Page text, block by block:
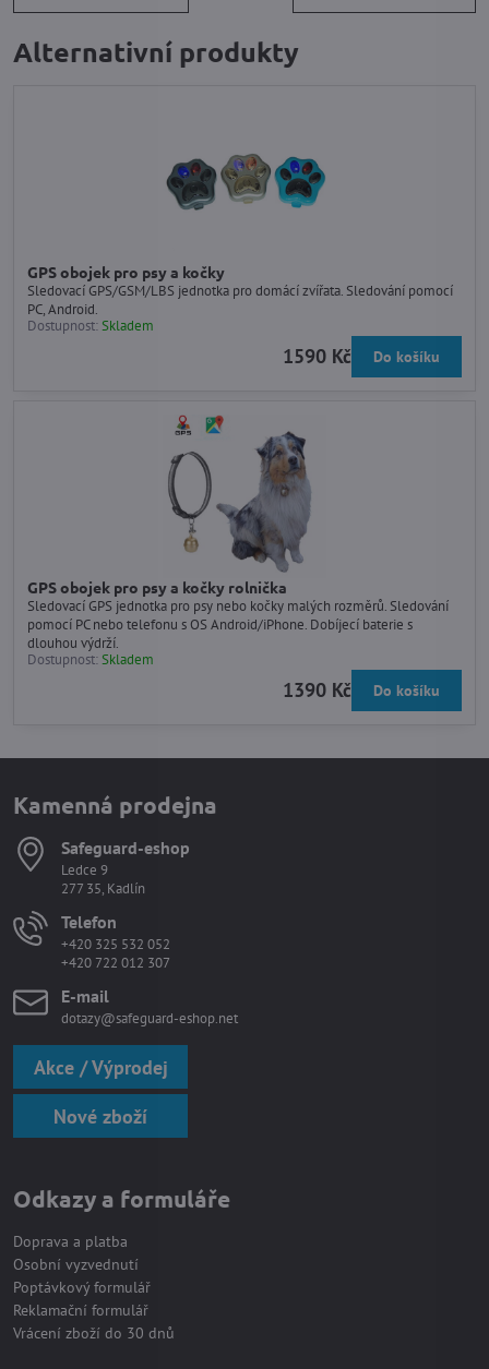
Alternativní produkty
GPS obojek pro psy a kočky
Sledovací GPS/GSM/LBS jednotka pro domácí zvířata. Sledování pomocí
PC, Android.
Dostupnost:Skladem
1590 Kč Do košíku
GPS obojek pro psy a kočky rolnička
Sledovací GPS jednotka pro psy nebo kočky malých rozměrů. Sledování
pomocí PC nebo telefonu s OS Android/iPhone. Dobíjecí baterie s
dlouhou výdrží.
Dostupnost:Skladem
1390 Kč Do košíku
Kamenná prodejna
Safeguard-eshop
Ledce 9
277 35, Kadlín
Telefon
+420 325 532 052
+420 722 012 307
E-mail
dotazy@safeguard-eshop.net
Akce / Výprodej
Nové zboží
Odkazy a formuláře
Doprava a platba
Osobní vyzvednutí
Poptávkový formulář
Reklamační formulář
Vrácení zboží do 30 dnů